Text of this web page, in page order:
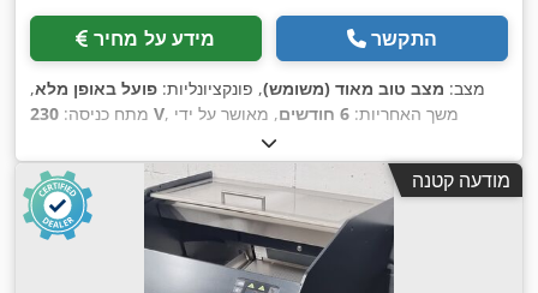
מידע על מחיר התקשר
מצב: מצב טוב מאוד (משומש), פונקציונליות: פועל באופן מלא,
מתח כניסה: 230 V , משך האחריות: 6 חודשים
, מאושר על ידי
, סוג זרם כניסה:מזגן
רוחב כולל:800 מ"מ , גובה כולל:1,050 מ"מ , מתח בקרה: 24 V,
תדירות כניסה:
50 הרץ , דרישת גובה:1,050 מ"מ
, דרישת שטח
אורך:700 מ"מ , רוחב נדרש: 800 מ"מ
מודעה קטנה